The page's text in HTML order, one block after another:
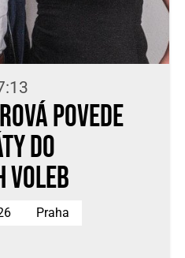
povede
do
voleb
Praha